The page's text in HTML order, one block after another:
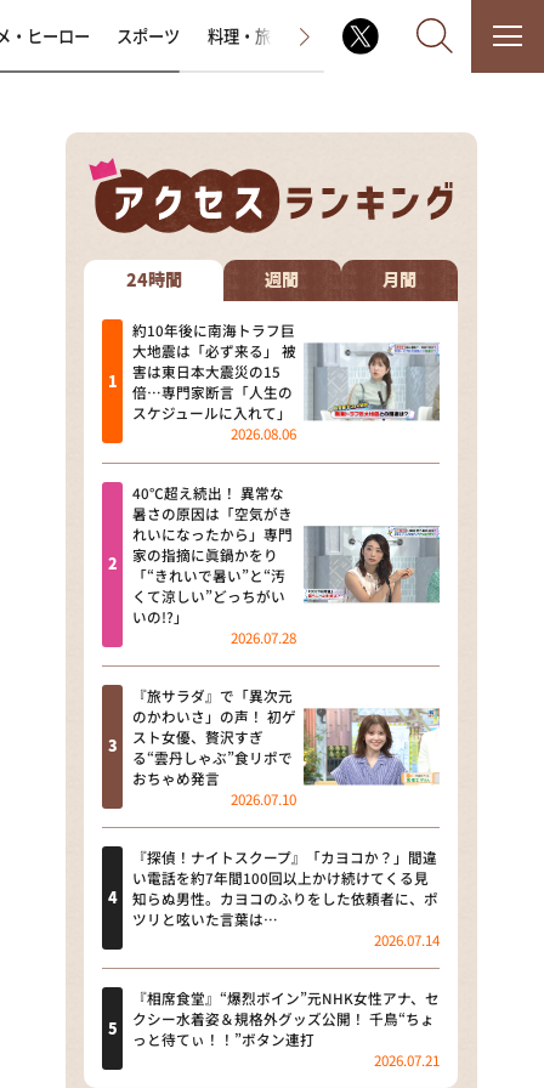
なるみ・岡村の過ぎるTV
相席食堂
これ余談なんですけど・・・
～人生密着トークバラエティ！
～ やすとものいたって真剣です
探偵！ナイトスクープ
news おかえり
河合＆A.B.C-Z塚田×福井アナ
「なんでやねん！？」（news お
かえり）
DAIGOも台所 ～きょうの献立 何
にする？～
本日はダイアンなり！シーズン２
朝だ！生です旅サラダ
教えて！ニュースライブ 正義の
ミカタ
ＬＩＦＥ～夢のカタチ～
新婚さんいらっしゃい！
ポツンと一軒家
ザキ山小屋本館
・ヒーロー スポーツ 料理・旅 ラジオ番組 その他
24時間 週間 月間
約10年後に南海トラフ巨
大地震は「必ず来る」 被
害は東日本大震災の15
倍…専門家断言「人生の
スケジュールに入れて」
2026.08.06
40℃超え続出！ 異常な
暑さの原因は「空気がき
れいになったから」専門
家の指摘に眞鍋かをり
「“きれいで暑い”と“汚
くて涼しい”どっちがい
いの!?」
2026.07.28
『旅サラダ』で「異次元
のかわいさ」の声！ 初ゲ
スト女優、贅沢すぎ
る“雲丹しゃぶ”食リポで
おちゃめ発言
2026.07.10
『探偵！ナイトスクープ』「カヨコか？」間違
い電話を約7年間100回以上かけ続けてくる見
知らぬ男性。カヨコのふりをした依頼者に、ポ
ツリと呟いた言葉は…
2026.07.14
『相席食堂』“爆烈ボイン”元NHK女性アナ、セ
クシー水着姿＆規格外グッズ公開！ 千鳥“ちょ
っと待てぃ！！”ボタン連打
2026.07.21